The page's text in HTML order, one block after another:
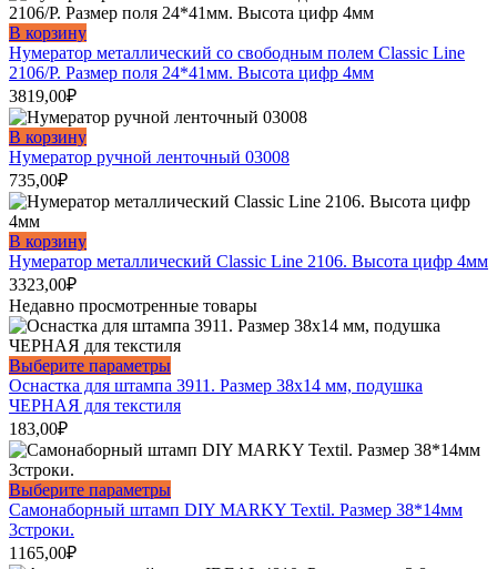
В корзину
Нумератор металлический со свободным полем Classic Line
2106/P. Размер поля 24*41мм. Высота цифр 4мм
3819,00₽
В корзину
Нумератор ручной ленточный 03008
735,00₽
В корзину
Нумератор металлический Classic Line 2106. Высота цифр 4мм
3323,00₽
Недавно просмотренные товары
Выберите параметрыЭтот
товар
имеет
вариаций.
можно
выбрать
на
товара.
Оснастка для штампа 3911. Размер 38х14 мм, подушка
ЧЕРНАЯ для текстиля
183,00₽
Выберите параметрыЭтот
товар
Самонаборный штамп DIY MARKY Textil. Размер 38*14мм
3строки.
1165,00₽